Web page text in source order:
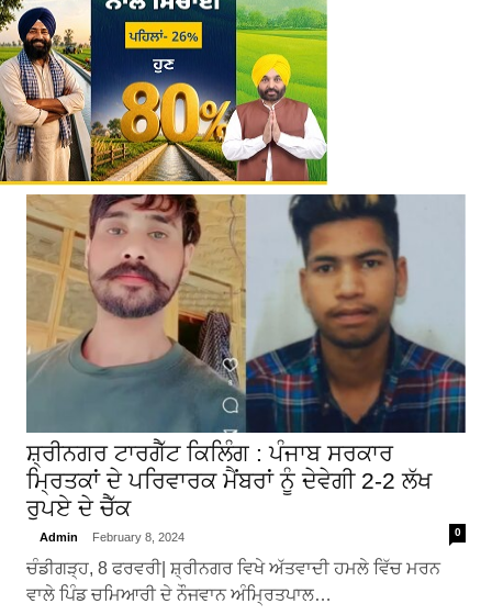
ਸ਼੍ਰੀਨਗਰ ਟਾਰਗੈੱਟ ਕਿਲਿੰਗ : ਪੰਜਾਬ ਸਰਕਾਰ
ਮ੍ਰਿਤਕਾਂ ਦੇ ਪਰਿਵਾਰਕ ਮੈਂਬਰਾਂ ਨੂੰ ਦੇਵੇਗੀ 2-2 ਲੱਖ
ਰੁਪਏ ਦੇ ਚੈੱਕ
Admin February 8, 2024 0
ਚੰਡੀਗੜ੍ਹ, 8 ਫਰਵਰੀ| ਸ਼੍ਰੀਨਗਰ ਵਿਖੇ ਅੱਤਵਾਦੀ ਹਮਲੇ ਵਿੱਚ ਮਰਨ
ਵਾਲੇ ਪਿੰਡ ਚਮਿਆਰੀ ਦੇ ਨੌਜਵਾਨ ਅੰਮ੍ਰਿਤਪਾਲ…